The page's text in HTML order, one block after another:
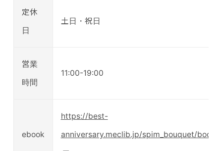
定休
日
土日・祝日
営業
時間
11:00-19:00
ebook
https://best-
anniversary.meclib.jp/spim_bouquet/book/